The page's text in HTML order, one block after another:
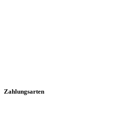
Zahlungsarten